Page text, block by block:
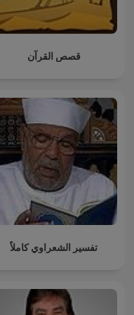
قصص القرآن
تفسير الشعراوي كاملاً